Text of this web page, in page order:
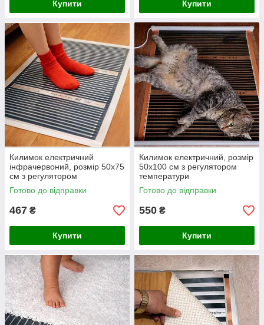
Купити Купити
Килимок електричний
інфрачервоний, розмір 50х75
см з регулятором
температури
Готово до відправки
467 ₴
Купити
Килимок електричний, розмір
50х100 см з регулятором
температури
Готово до відправки
550 ₴
Купити